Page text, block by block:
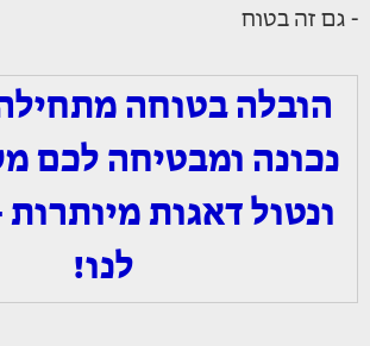
- גם זה בטוח
הובלה בטוחה
נכונה ומבטיחה לכם
ונטול דאגות
לנו!